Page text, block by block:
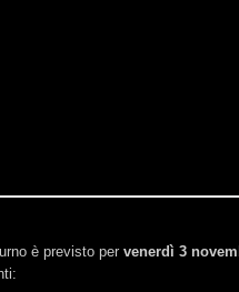
è previsto per venerdì 3